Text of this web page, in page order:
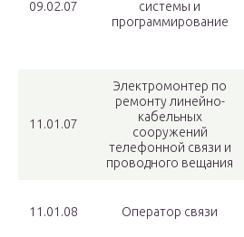
09.02.07
системы и
программирование
11.01.07
Электромонтер по
ремонту линейно-
кабельных
сооружений
телефонной связи и
проводного вещания
11.01.08 Оператор связи